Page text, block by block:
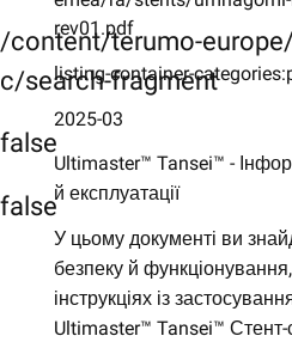
/content/terumo-
c/search-fragment
false
false
rev01.pdf
listing-container-
2025-03
Ultimaster™ Tansei™ -
й експлуатації
У цьому документі ви
безпеку й
інструкціях із
Ultimaster™ Tansei™